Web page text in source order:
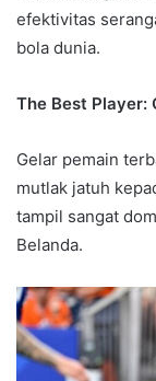
efektivitas
bola dunia.
The Best Player:
Gelar pemain
mutlak jatuh
tampil sangat
Belanda.